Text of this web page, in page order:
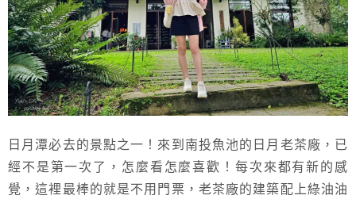
日月潭必去的景點之一！來到南投魚池的日月老茶廠，已
經不是第一次了，怎麼看怎麼喜歡！每次來都有新的感
覺，這裡最棒的就是不用門票，老茶廠的建築配上綠油油